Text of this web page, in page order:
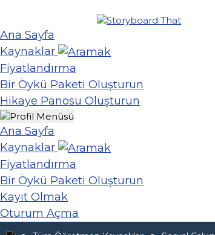
Ana Sayfa
Kaynaklar
Fiyatlandırma
Bir Öykü Paketi Oluşturun
Hikaye Panosu Oluşturun
Ana Sayfa
Kaynaklar
Fiyatlandırma
Bir Öykü Paketi Oluşturun
Kayıt Olmak
Oturum Açma